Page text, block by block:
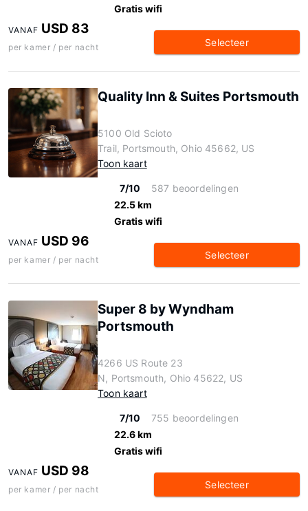
Gratis wifi
VANAF USD 83
per kamer / per nacht Selecteer
Quality Inn & Suites Portsmouth
5100 Old Scioto
Trail, Portsmouth, Ohio 45662, US
Toon kaart
7/10
587 beoordelingen
22.5 km
Gratis wifi
VANAF USD 96
per kamer / per nacht Selecteer
Super 8 by Wyndham
Portsmouth
4266 US Route 23
N, Portsmouth, Ohio 45622, US
Toon kaart
7/10
755 beoordelingen
22.6 km
Gratis wifi
VANAF USD 98
per kamer / per nacht Selecteer